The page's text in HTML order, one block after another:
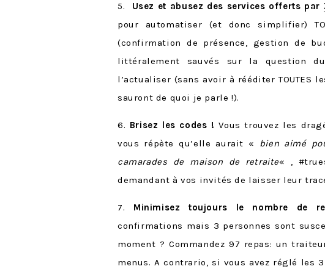
5. Usez et abusez des services offerts par
pour automatiser (et donc simplifier)
(confirmation de présence, gestion de
littéralement sauvés sur la question
l’actualiser (sans avoir à rééditer
sauront de quoi je parle !).
6. Brisez les codes ! Vous trouvez les
vous répète qu’elle aurait « bien aimé
camarades de maison de retraite« ,
demandant à vos invités de laisser leur
7. Minimisez toujours le nombre de
confirmations mais 3 personnes sont
moment ? Commandez 97 repas: un
menus. A contrario, si vous avez réglé les